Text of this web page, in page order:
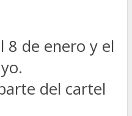
8 de enero y el
del cartel